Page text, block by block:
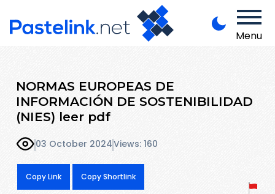
Menu
NORMAS EUROPEAS DE
INFORMACIÓN DE SOSTENIBILIDAD
(NIES) leer pdf
03 October 2024Views: 160
Copy Link Copy Shortlink